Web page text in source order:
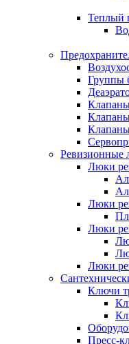
Теплый
Группы
Ревизионные
Люки
Люки
Люки
Люки
Ключи
Пресс-